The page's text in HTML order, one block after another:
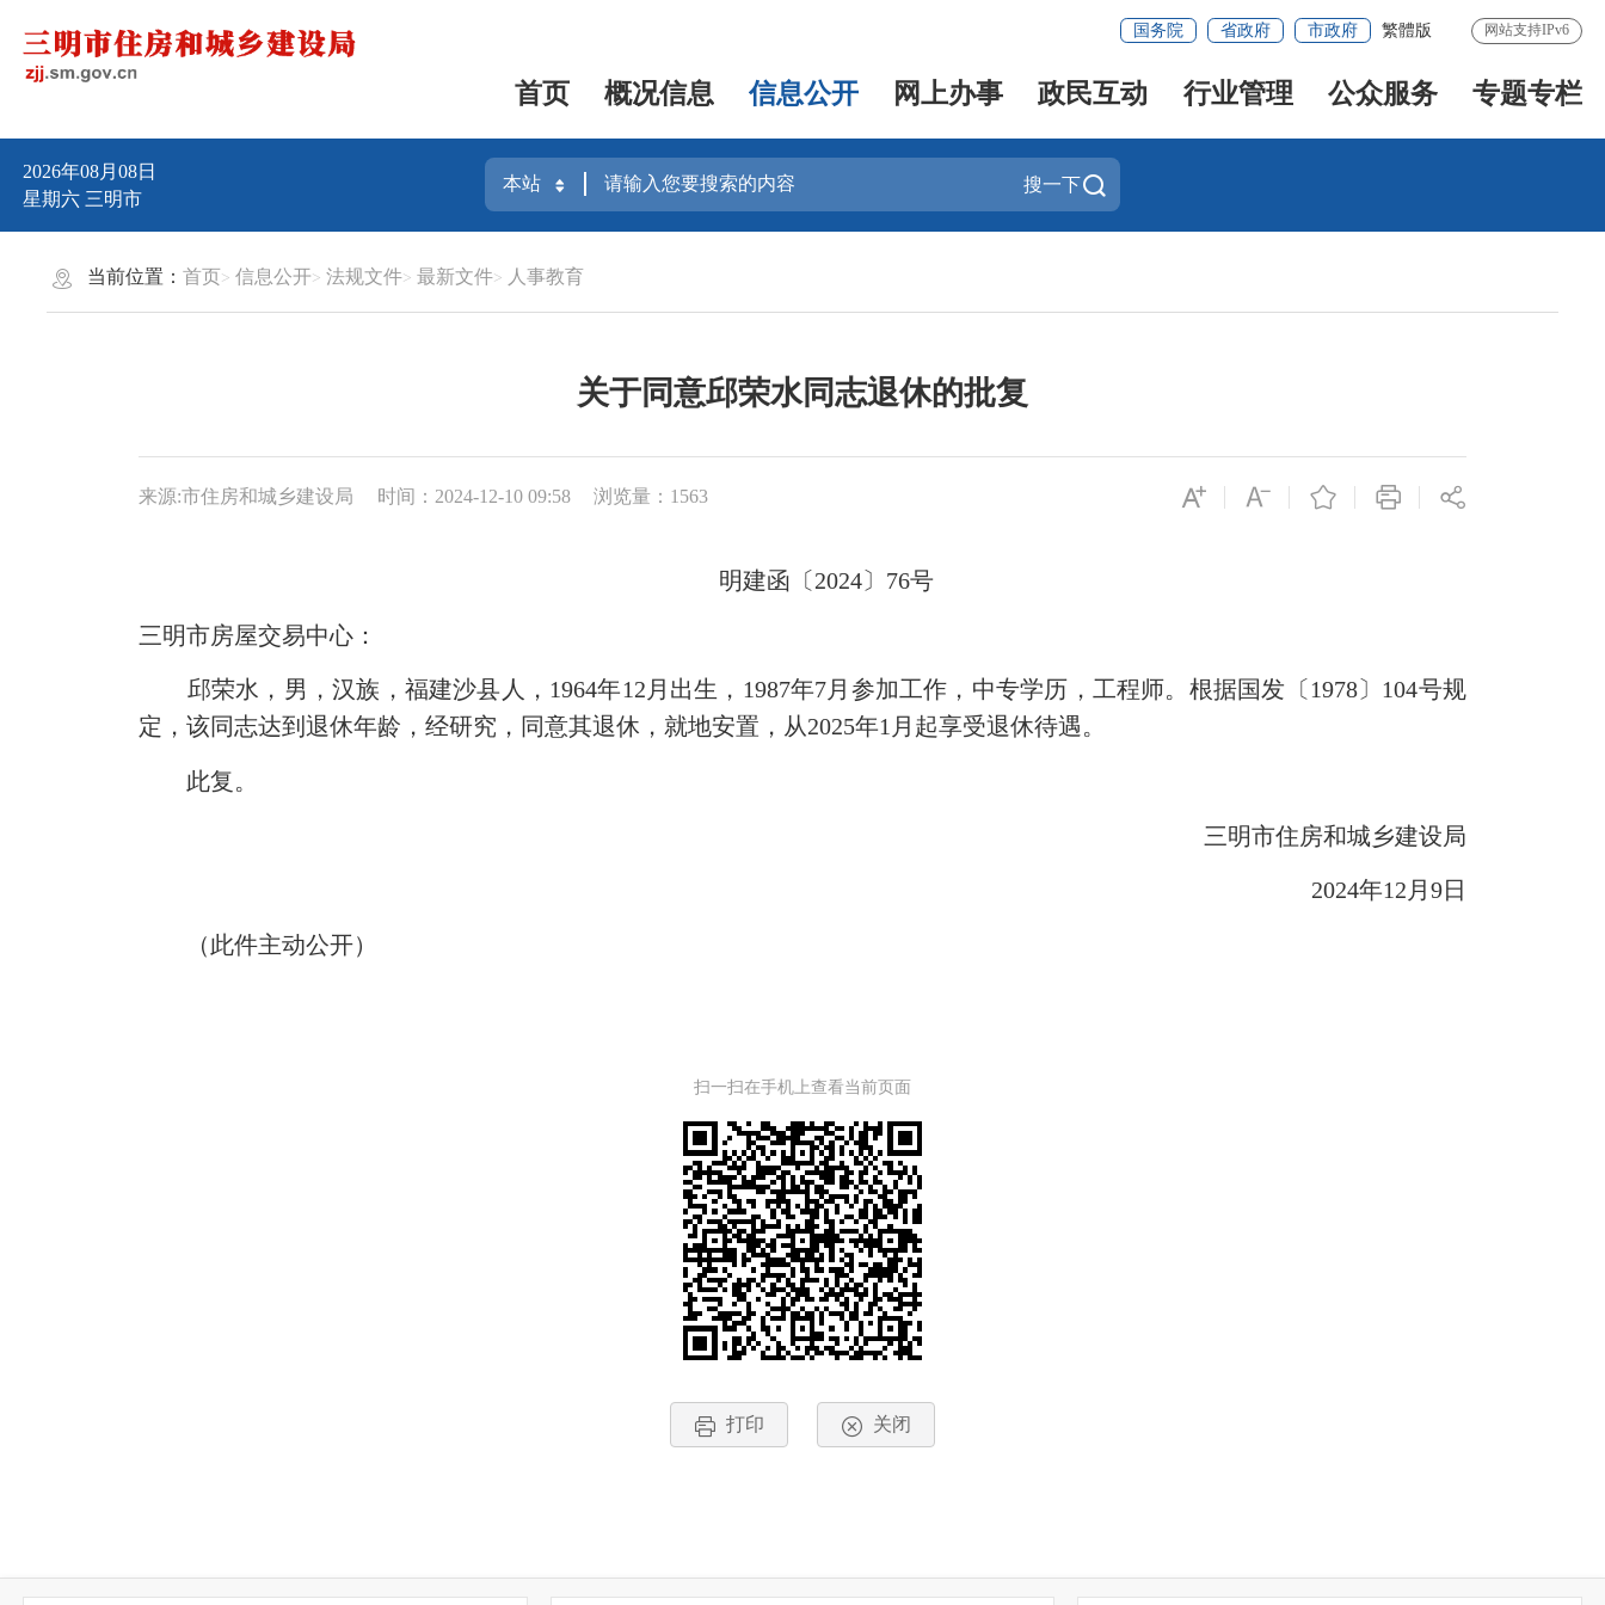
国务院 省政府 市政府 繁體版 网站支持IPv6
首页 概况信息 信息公开 网上办事 政民互动 行业管理 公众服务 专题专栏
2026年08月08日
星期六 三明市
搜一下
当前位置：首页 信息公开 法规文件 最新文件 人事教育
关于同意邱荣水同志退休的批复
来源:市住房和城乡建设局 时间：2024-12-10 09:58 浏览量：1563
明建函〔2024〕76号
三明市房屋交易中心：
邱荣水，男，汉族，福建沙县人，1964年12月出生，1987年7月参加工作，中专学历，工程师。根据国发〔1978〕104号规
定，该同志达到退休年龄，经研究，同意其退休，就地安置，从2025年1月起享受退休待遇。
此复。
三明市住房和城乡建设局
2024年12月9日
（此件主动公开）
扫一扫在手机上查看当前页面
打印 关闭